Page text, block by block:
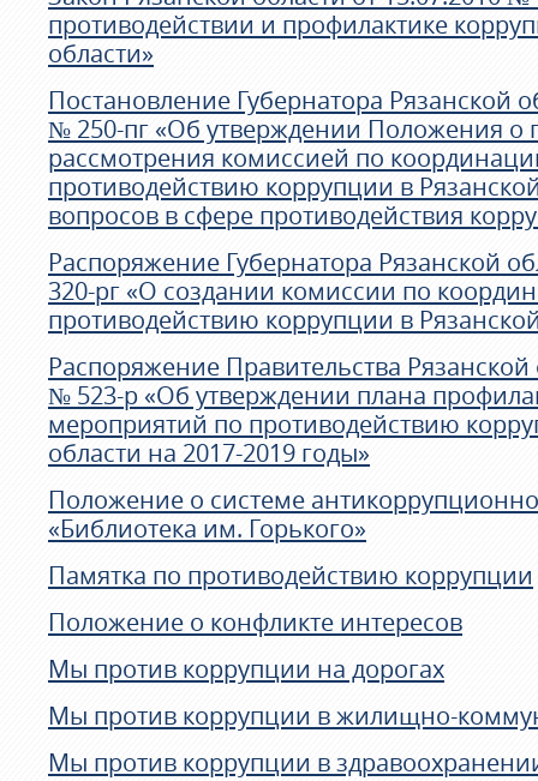
противодействии и профилактике
области»
Постановление Губернатора Рязанской
№ 250-пг «Об утверждении Положения о
рассмотрения комиссией по
противодействию коррупции в
вопросов в сфере противодействия
Распоряжение Губернатора Рязанской
320-рг «О создании комиссии по
противодействию коррупции в
Распоряжение Правительства Рязанской
№ 523-р «Об утверждении плана
мероприятий по противодействию
области на 2017-2019 годы»
Положение о системе
«Библиотека им. Горького»
Памятка по противодействию коррупции
Положение о конфликте интересов
Мы против коррупции на дорогах
Мы против коррупции в жилищно-
Мы против коррупции в